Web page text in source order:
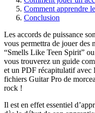
Comment apprendre
Conclusion
Les accords de puissance
vous permettra de jouer des
“Smells Like Teen Spirit”
vous trouverez un guide
et un PDF récapitulatif avec
fichiers Guitar Pro de
rock !
Il est en effet essentiel